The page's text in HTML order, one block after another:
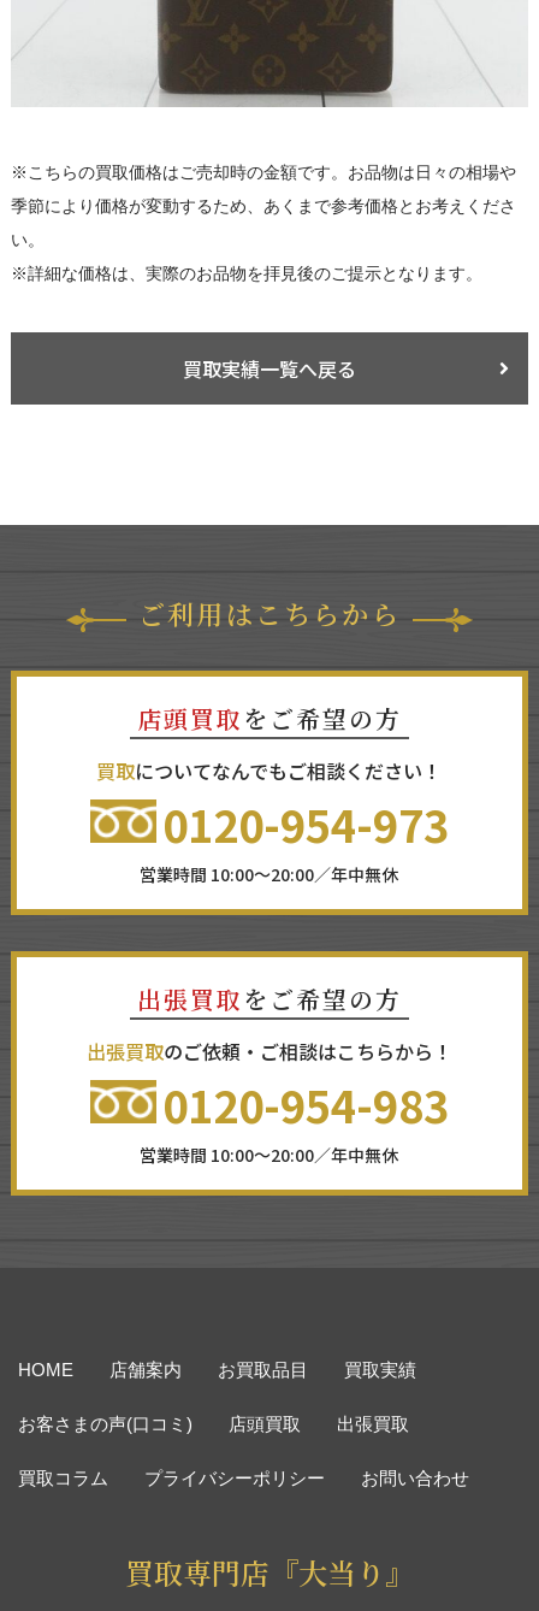
※こちらの買取価格はご売却時の金額です。お品物は日々の相場や
季節により価格が変動するため、あくまで参考価格とお考えくださ
い。
※詳細な価格は、実際のお品物を拝見後のご提示となります。
買取実績一覧へ戻る
ご利用はこちらから
店頭買取 をご希望の方
買取についてなんでもご相談ください！
0120-954-973
営業時間 10:00～20:00／年中無休
出張買取 をご希望の方
出張買取のご依頼・ご相談はこちらから！
0120-954-983
営業時間 10:00～20:00／年中無休
HOME 店舗案内 お買取品目 買取実績
お客さまの声(口コミ) 店頭買取 出張買取
買取コラム プライバシーポリシー お問い合わせ
買取専門店『大当り』